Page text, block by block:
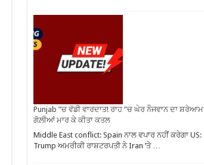
Punjab ”ਚ ਵੱਡੀ ਵਾਰਦਾਤ! ਰਾਹ ”ਚ ਘੇਰ ਨੌਜਵਾਨ ਦਾ ਸ਼ਰੇਆਮ
ਗੋਲ਼ੀਆਂ ਮਾਰ ਕੇ ਕੀਤਾ ਕਤਲ
Middle East conflict: Spain ਨਾਲ ਵਪਾਰ ਨਹੀਂ ਕਰੇਗਾ US:
Trump ਅਮਰੀਕੀ ਰਾਸ਼ਟਰਪਤੀ ਨੇ Iran ’ਤੇ …